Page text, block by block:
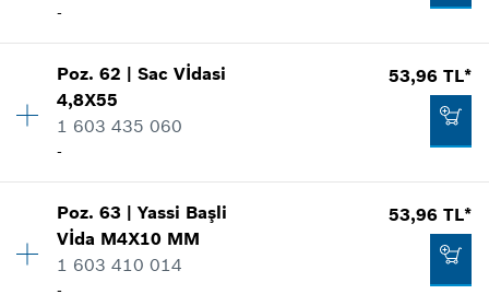
53,96 TL*
Fiyatlara KDV dahildir.
Şekli göster
170,16 TL*
Fiyatlara KDV dahildir.
-
Miktar 4
Fiyat grubu
Yedek parça bilgisi
Şekli göster
Poz.62 |Sac Vİdasi
4,8X55
1 603 435 060
-
53,96 TL*
Miktar 2
Fiyat grubu: 11
Yedek parça bilgisi
Poz.63 |Yassi Başli
Vİda M4X10 MM
1 603 410 014
-
53,96 TL*